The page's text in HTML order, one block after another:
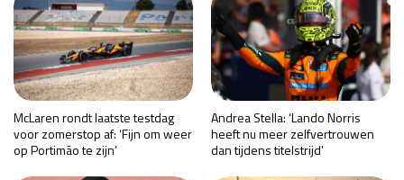
McLaren rondt laatste testdag
voor zomerstop af: ‘Fijn om weer
op Portimão te zijn’
Andrea Stella: ‘Lando Norris
heeft nu meer zelfvertrouwen
dan tijdens titelstrijd’